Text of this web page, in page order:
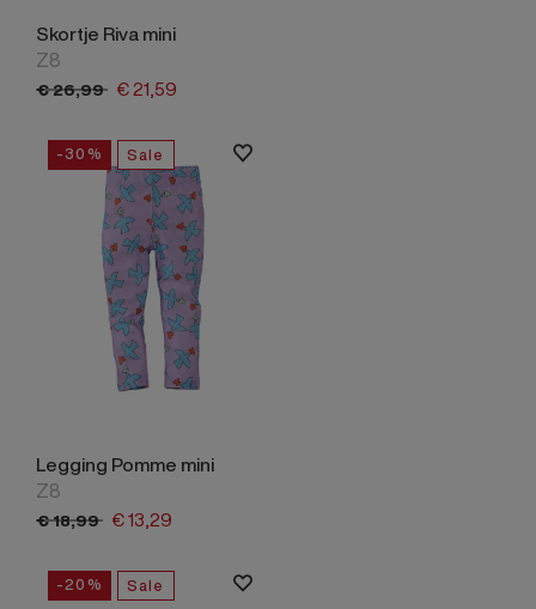
Skortje Riva mini
Z8
€26,99 €21,59
-30% Sale
Legging Pomme mini
Z8
€18,99 €13,29
-20% Sale